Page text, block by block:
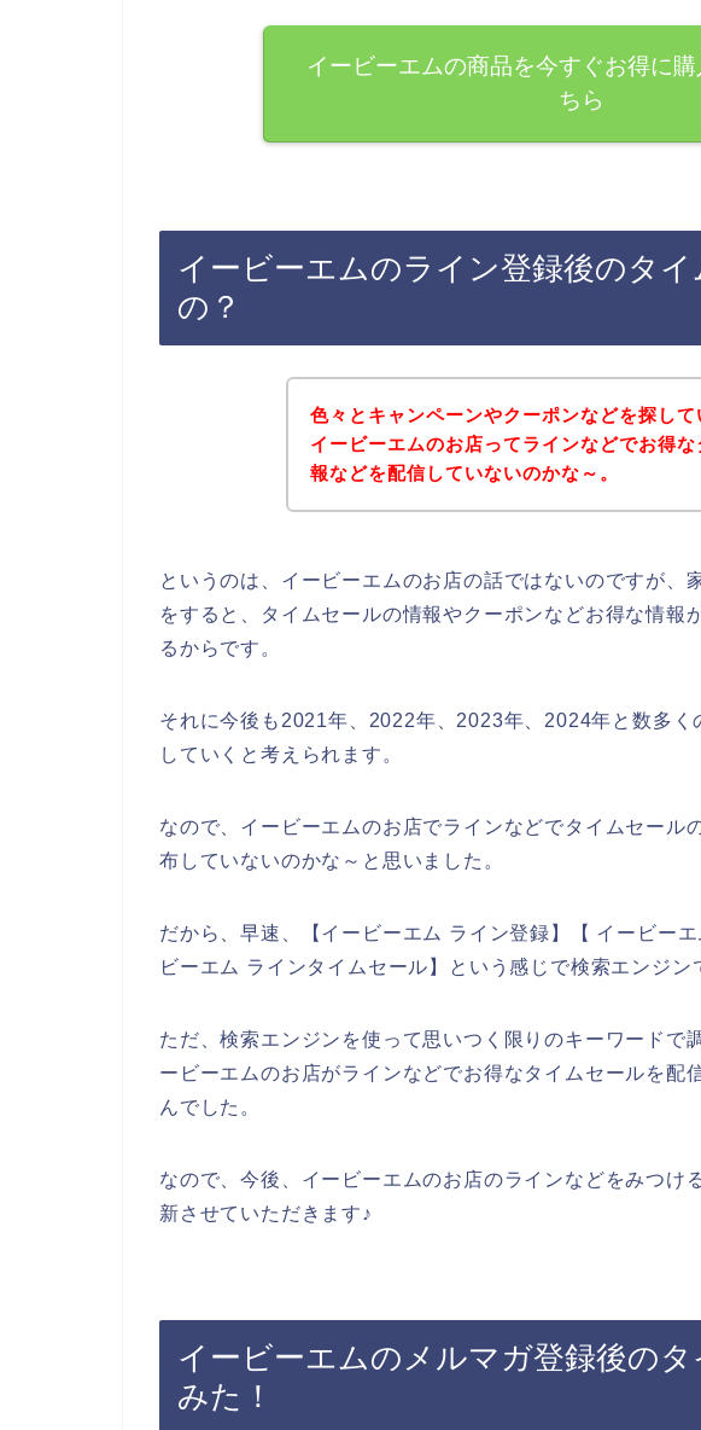
イービーエムの商品を今すぐお得に
ちら
イービーエムのライン登録後のタ
の？
色々とキャンペーンやクーポンなどを探して
イービーエムのお店ってラインなどでお得
報などを配信していないのかな～。
というのは、イービーエムのお店の話ではないのですが、
をすると、タイムセールの情報やクーポンなどお得な情報
るからです。
それに今後も2021年、2022年、2023年、2024年と数多く
していくと考えられます。
なので、イービーエムのお店でラインなどでタイムセール
布していないのかな～と思いました。
だから、早速、【イービーエム ライン登録】【 イービー
ビーエム ラインタイムセール】という感じで検索エンジン
ただ、検索エンジンを使って思いつく限りのキーワードで
ービーエムのお店がラインなどでお得なタイムセールを配
んでした。
なので、今後、イービーエムのお店のラインなどをみつけ
新させていただきます♪
イービーエムのメルマガ登録後の
みた！